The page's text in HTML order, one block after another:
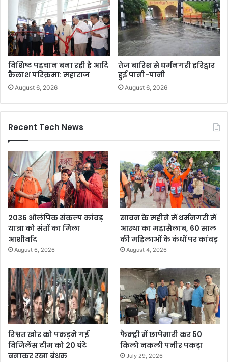
विशिष्ट पहचान बना रही है आदि
कैलाश परिक्रमा: महाराज
August 6, 2026
तेज बारिश से धर्मनगरी हरिद्वार
हुई पानी-पानी
August 6, 2026
Recent Tech News
2036 ओलंपिक संकल्प कांवड़
यात्रा को संतों का मिला
आशीर्वाद
August 6, 2026
सावन के महीने में धर्मनगरी में
आस्था का महासैलाब, 60 साल
की महिलाओं के कंधों पर कांवड़
August 4, 2026
रिश्वत खोर को पकड़ने गई
विजिलेंस टीम को 20 घंटे
बनाकर रखा बंधक
फैक्ट्री में छापेमारी कर 50
किलो नकली पनीर पकड़ा
July 29, 2026